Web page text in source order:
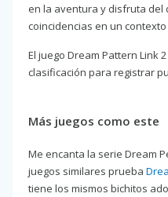
en la aventura y disfruta
coincidencias en un
El juego Dream Pattern Link
clasificación para registrar
Más juegos como este
Me encanta la serie Dream
juegos similares prueba
tiene los mismos bichitos